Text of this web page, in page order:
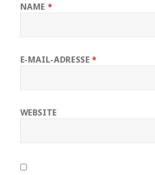
NAME *
E-MAIL-ADRESSE*
WEBSITE